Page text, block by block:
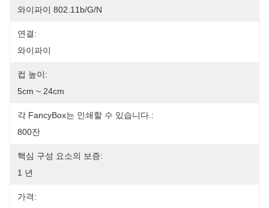
와이파이 802.11b/g/n
연결:
와이파이
컵 높이:
5cm ~ 24cm
각 FancyBox는 인쇄할 수 있습니다.:
800잔
핵심 구성 요소의 보증:
1 년
가격: